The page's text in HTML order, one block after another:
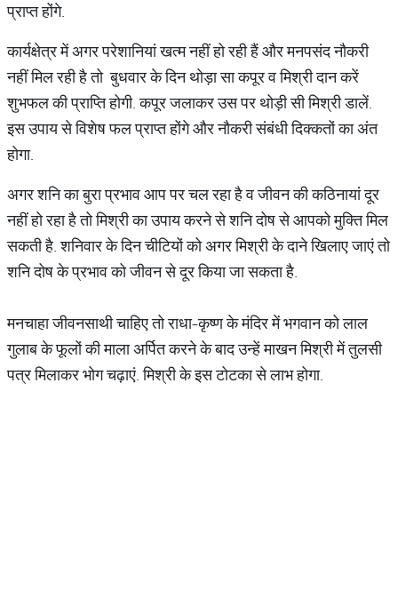
प्राप्त होंगे.
कार्यक्षेत्र में अगर परेशानियां खत्म नहीं हो रही हैं और मनपसंद नौकरी
नहीं मिल रही है तो बुधवार के दिन थोड़ा सा कपूर व मिश्री दान करें
शुभफल की प्राप्ति होगी. कपूर जलाकर उस पर थोड़ी सी मिश्री डालें.
इस उपाय से विशेष फल प्राप्त होंगे और नौकरी संबंधी दिक्कतों का अंत
होगा.
अगर शनि का बुरा प्रभाव आप पर चल रहा है व जीवन की कठिनायां दूर
नहीं हो रहा है तो मिश्री का उपाय करने से शनि दोष से आपको मुक्ति मिल
सकती है. शनिवार के दिन चीटियों को अगर मिश्री के दाने खिलाए जाएं तो
शनि दोष के प्रभाव को जीवन से दूर किया जा सकता है.
मनचाहा जीवनसाथी चाहिए तो राधा-कृष्ण के मंदिर में भगवान को लाल
गुलाब के फूलों की माला अर्पित करने के बाद उन्हें माखन मिश्री में तुलसी
पत्र मिलाकर भोग चढ़ाएं. मिश्री के इस टोटका से लाभ होगा.